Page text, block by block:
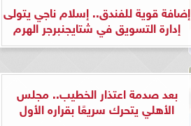
إضافة قوية للفندق.. إسلام ناجي يتولى
إدارة التسويق في شتايجنبرجر الهرم
بعد صدمة اعتذار الخطيب.. مجلس
الأهلي يتحرك سريعًا بقراره الأول